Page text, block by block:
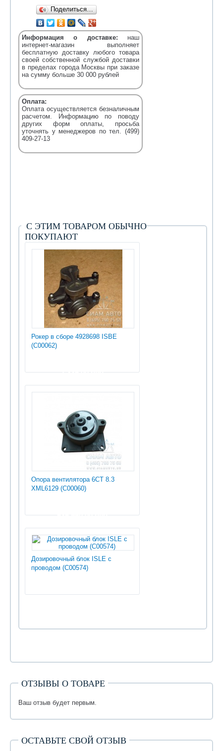
Поделиться…
Информация о доставке: наш
интернет-магазин выполняет
бесплатную доставку любого товара
своей собственной службой доставки
в пределах города Москвы при заказе
на сумму больше 30 000 рублей
Оплата:
Оплата осуществляется безналичным
расчетом. Информацию по поводу
других форм оплаты, просьба
уточнять у менеджеров по тел. (499)
409-27-13
С ЭТИМ ТОВАРОМ ОБЫЧНО
ПОКУПАЮТ
Рокер в сборе 4928698 ISBE
(С00062)
1 335.00 руб
Опора вентилятора 6СТ 8.3
XML6129 (С00060)
535 950.00 руб
Дозировочный блок ISLE с
проводом (С00574)
ОТЗЫВЫ О ТОВАРЕ
Ваш отзыв будет первым.
ОСТАВЬТЕ СВОЙ ОТЗЫВ